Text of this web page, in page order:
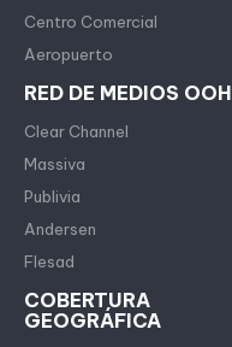
Centro Comercial
Aeropuerto
RED DE MEDIOS OOH
Clear Channel
Massiva
Publivia
Andersen
Flesad
COBERTURA
GEOGRÁFICA